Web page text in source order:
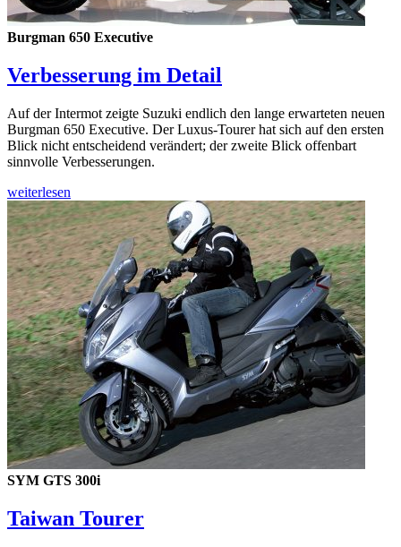
Burgman 650 Executive
Verbesserung im Detail
Auf der Intermot zeigte Suzuki endlich den lange erwarteten neuen
Burgman 650 Executive. Der Luxus-Tourer hat sich auf den ersten
Blick nicht entscheidend verändert; der zweite Blick offenbart
sinnvolle Verbesserungen.
weiterlesen
SYM GTS 300i
Taiwan Tourer